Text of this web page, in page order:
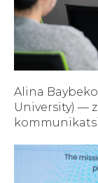
Alina
University) —